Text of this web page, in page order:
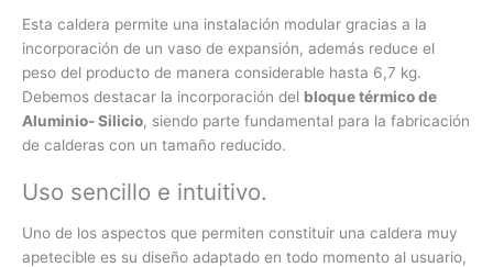
Esta caldera permite una instalación modular gracias a la
incorporación de un vaso de expansión, además reduce el
peso del producto de manera considerable hasta 6,7 kg.
Debemos destacar la incorporación del bloque térmico de
Aluminio- Silicio, siendo parte fundamental para la fabricación
de calderas con un tamaño reducido.
Uso sencillo e intuitivo.
Uno de los aspectos que permiten constituir una caldera muy
apetecible es su diseño adaptado en todo momento al usuario,